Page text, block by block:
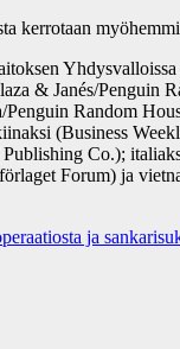
kerrotaan
& Janés/
Random
(Business
Co.);
Forum) ja
ja